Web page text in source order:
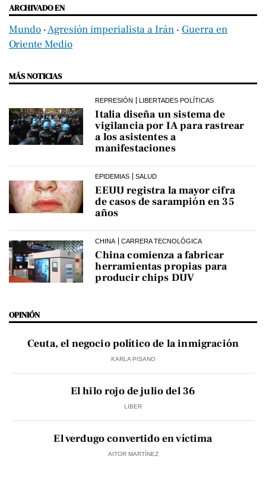
ARCHIVADO EN
Mundo ‧Agresión imperialista a Irán ‧ Guerra en
Oriente Medio
MÁS NOTICIAS
REPRESIÓN LIBERTADES POLÍTICAS
Italia diseña un sistema de
vigilancia por IA para rastrear
a los asistentes a
manifestaciones
EPIDEMIAS SALUD
EEUU registra la mayor cifra
de casos de sarampión en 35
años
CHINA CARRERA TECNOLÓGICA
China comienza a fabricar
herramientas propias para
producir chips DUV
OPINIÓN
Ceuta, el negocio político de la inmigración
KARLA PISANO
El hilo rojo de julio del 36
LIBER
El verdugo convertido en víctima
AITOR MARTÍNEZ